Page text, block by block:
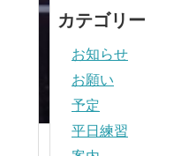
カテゴリー
お知らせ
お願い
予定
平日練習